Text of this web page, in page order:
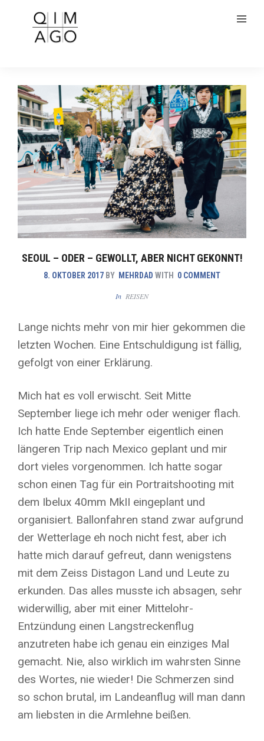
SEOUL – ODER – GEWOLLT, ABER NICHT GEKONNT!
8. OKTOBER 2017 BY MEHRDAD WITH 0 COMMENT
In REISEN
Lange nichts mehr von mir hier gekommen die
letzten Wochen. Eine Entschuldigung ist fällig,
gefolgt von einer Erklärung.
Mich hat es voll erwischt. Seit Mitte
September liege ich mehr oder weniger flach.
Ich hatte Ende September eigentlich einen
längeren Trip nach Mexico geplant und mir
dort vieles vorgenommen. Ich hatte sogar
schon einen Tag für ein Portraitshooting mit
dem Ibelux 40mm MkII eingeplant und
organisiert. Ballonfahren stand zwar aufgrund
der Wetterlage eh noch nicht fest, aber ich
hatte mich darauf gefreut, dann wenigstens
mit dem Zeiss Distagon Land und Leute zu
erkunden. Das alles musste ich absagen, sehr
widerwillig, aber mit einer Mittelohr-
Entzündung einen Langstreckenflug
anzutreten habe ich genau ein einziges Mal
gemacht. Nie, also wirklich im wahrsten Sinne
des Wortes, nie wieder! Die Schmerzen sind
so schon brutal, im Landeanflug will man dann
am liebsten in die Armlehne beißen.